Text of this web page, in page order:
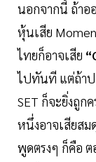
นอกจากนี้ ถ้าอ
หุ้นเสีย
ไทยก็อาจเสีย
ไปทันที แต่ถ้าป
SET ก็จะยิ่งถูก
หนึ่งอาจเสียสม
พูดตรงๆ ก็คือ ต